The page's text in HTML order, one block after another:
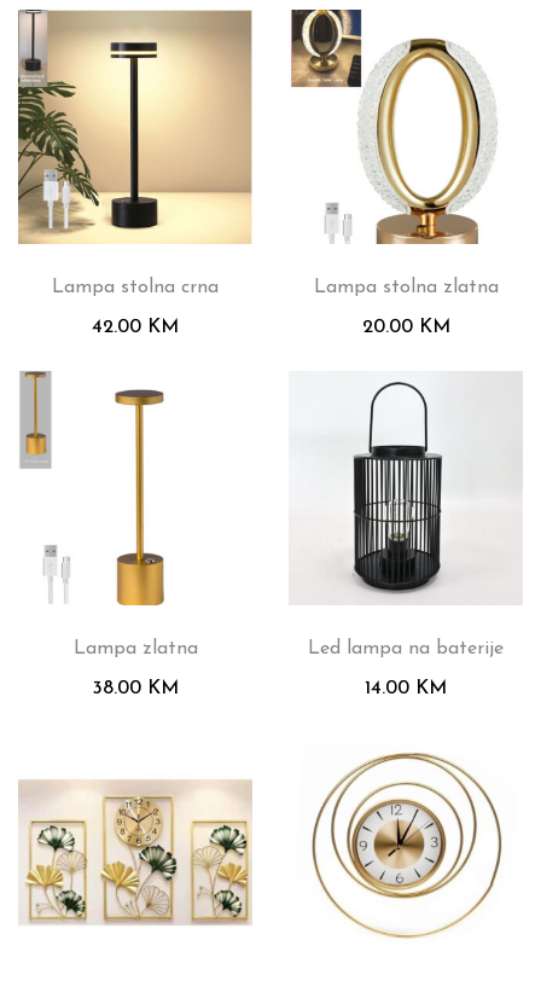
Lampa stolna crna
42.00 KM
Lampa stolna zlatna
20.00 KM
Lampa zlatna
38.00 KM
Led lampa na baterije
14.00 KM